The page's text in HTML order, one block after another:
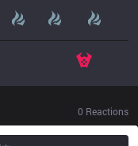
0 Reactions